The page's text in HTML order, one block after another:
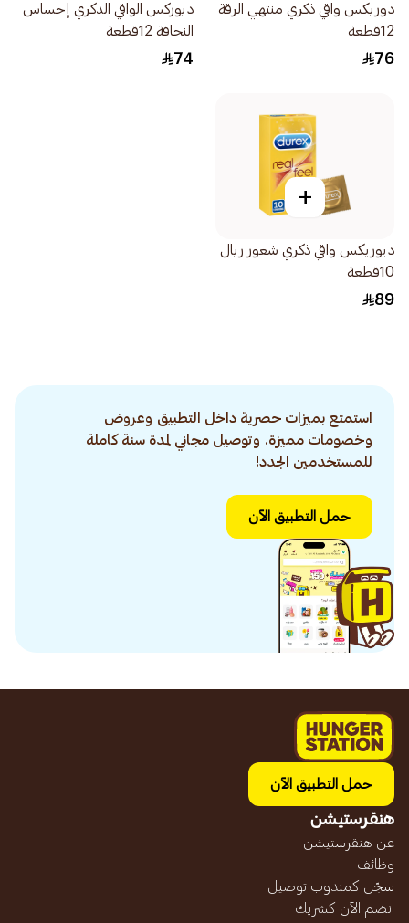
دوريكس واقي ذكري منتهي الرقة
12قطعة
76
ديوركس الواقي الذكري إحساس
النحافة 12قطعة
74
+
ديوريكس واقي ذكري شعور ريال
10قطعة
89
استمتع بميزات حصرية داخل التطبيق وعروض
وخصومات مميزة. وتوصيل مجاني لمدة سنة كاملة
للمستخدمين الجدد!
حمل التطبيق الآن
حمل التطبيق الآن
هنقرستيشن
عن هنقرستيشن
وظائف
سجّل كمندوب توصيل
انضم الآن كشريك